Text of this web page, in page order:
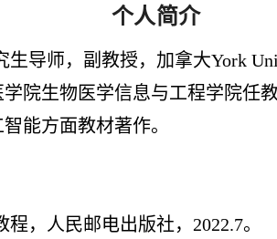
个人简介
生导师，副教授，加拿大York
院生物医学信息与工程学院任
能方面教材著作。
，人民邮电出版社，2022.7。